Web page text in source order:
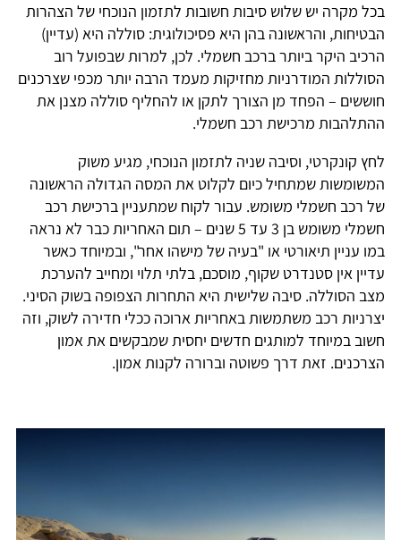
בכל מקרה יש שלוש סיבות חשובות לתזמון הנוכחי של הצהרות
הבטיחות, והראשונה בהן היא פסיכולוגית: סוללה היא (עדיין)
הרכיב היקר ביותר ברכב חשמלי. לכן, למרות שבפועל רוב
הסוללות המודרניות מחזיקות מעמד הרבה יותר מכפי שצרכנים
חוששים – הפחד מן הצורך לתקן או להחליף סוללה מצנן את
ההתלהבות מרכישת רכב חשמלי.
לחץ קונקרטי, וסיבה שניה לתזמון הנוכחי, מגיע משוק
המשומשות שמתחיל כיום לקלוט את המסה הגדולה הראשונה
של רכב חשמלי משומש. עבור לקוח שמתעניין ברכישת רכב
חשמלי משומש בן 3 עד 5 שנים – תום האחריות כבר לא נראה
במו עניין תיאורטי או "בעיה של מישהו אחר", ובמיוחד כאשר
עדיין אין סטנדרט שקוף, מוסכם, בלתי תלוי ומחייב להערכת
מצב הסוללה. סיבה שלישית היא התחרות הצפופה בשוק הסיני.
יצרניות רכב משתמשות באחריות ארוכה ככלי חדירה לשוק, וזה
חשוב במיוחד למותגים חדשים יחסית שמבקשים את אמון
הצרכנים. זאת דרך פשוטה וברורה לקנות אמון.